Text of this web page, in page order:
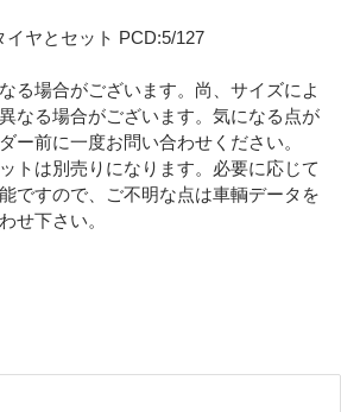
ヤとセット PCD:5/127
る場合がございます。尚、サイズによ
なる場合がございます。気になる点が
ー前に一度お問い合わせください。
は別売りになります。必要に応じて
ですので、ご不明な点は車輌データを
せ下さい。